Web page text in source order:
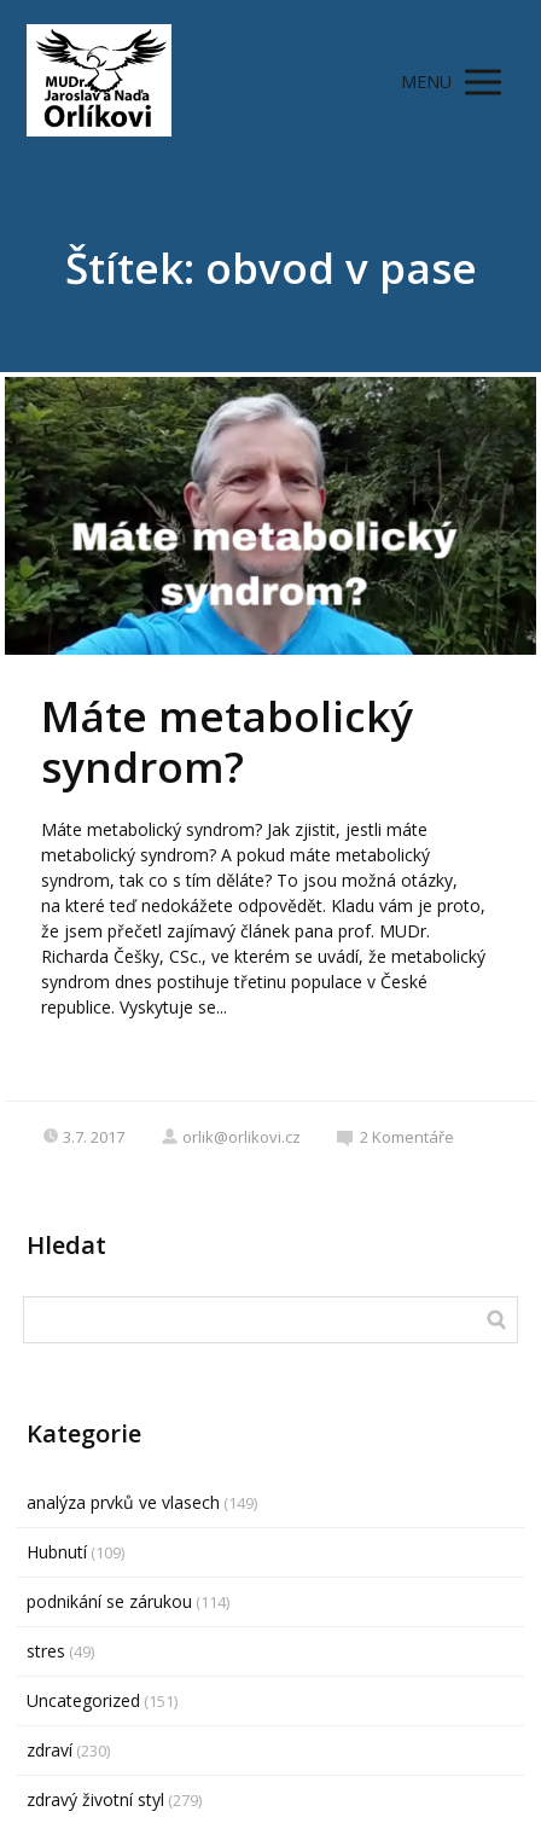
MENU
Štítek: obvod v pase
Máte metabolický
syndrom?
Máte metabolický syndrom? Jak zjistit, jestli máte
metabolický syndrom? A pokud máte metabolický
syndrom, tak co s tím děláte? To jsou možná otázky,
na které teď nedokážete odpovědět. Kladu vám je proto,
že jsem přečetl zajímavý článek pana prof. MUDr.
Richarda Češky, CSc., ve kterém se uvádí, že metabolický
syndrom dnes postihuje třetinu populace v České
republice. Vyskytuje se...
3.7. 2017 orlik@orlikovi.cz 2 Komentáře
Hledat
Kategorie
analýza prvků ve vlasech (149)
Hubnutí(109)
podnikání se zárukou (114)
stres (49)
Uncategorized (151)
zdraví(230)
zdravý životní styl (279)